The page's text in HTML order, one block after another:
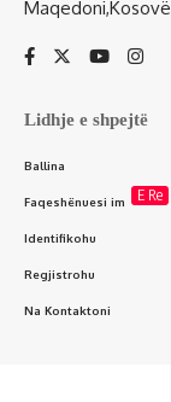
Lidhje e shpejtë
Ballina
Faqeshënuesi im E Re
Identifikohu
Regjistrohu
Na Kontaktoni